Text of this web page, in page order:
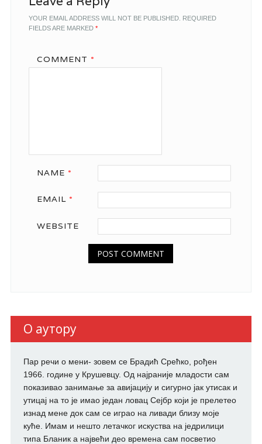
YOUR EMAIL ADDRESS WILL NOT BE PUBLISHED. REQUIRED
FIELDS ARE MARKED *
COMMENT *
NAME *
EMAIL *
WEBSITE
О аутору
Пар речи о мени- зовем се Брадић Срећко, рођен
1966. године у Крушевцу. Од најраније младости сам
показивао занимање за авијацију и сигурно јак утисак и
утицај на то је имао један ловац Сејбр који је прелетео
изнад мене док сам се играо на ливади близу моје
куће. Имам и нешто летачког искуства на једрилици
типа Бланик а највећи део времена сам посветио